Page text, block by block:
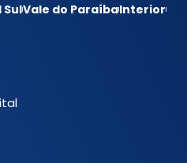
Vale do ParaíbaInterior